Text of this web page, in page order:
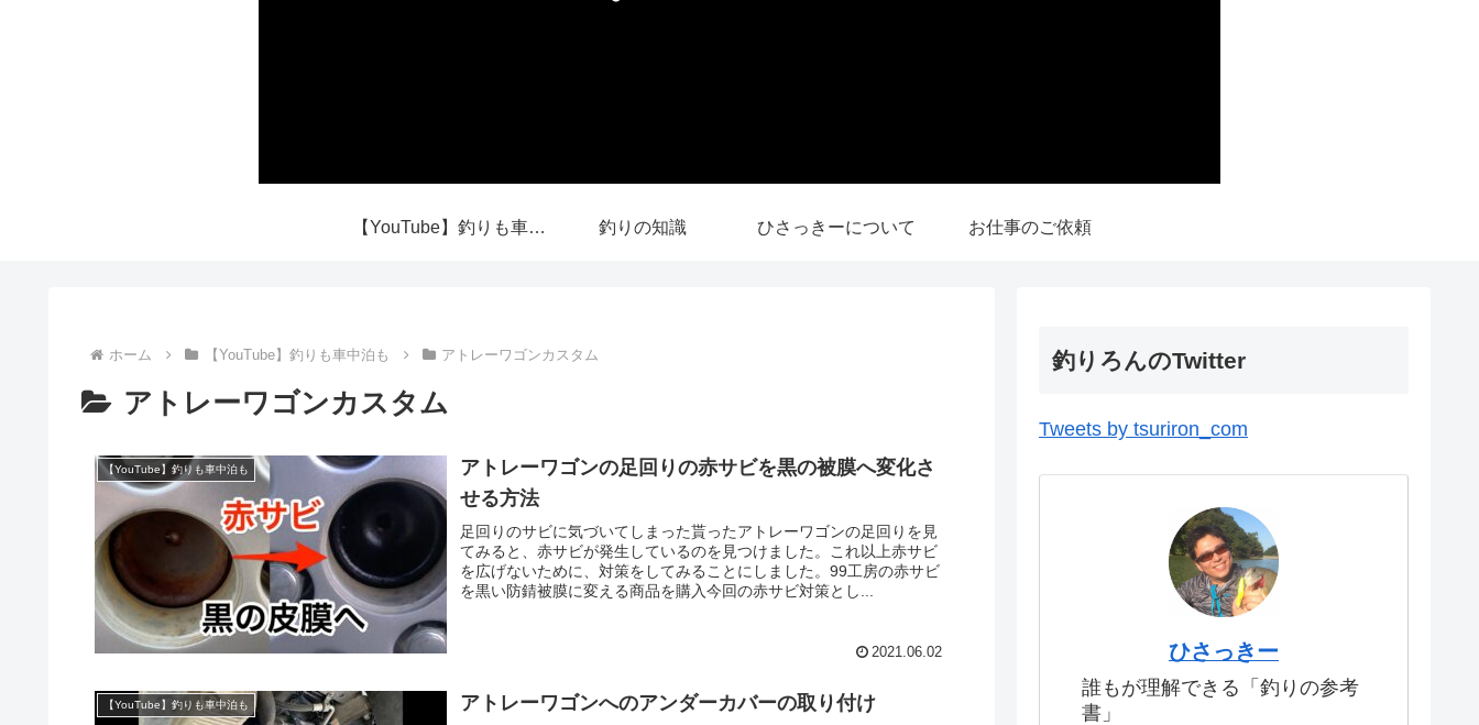
【YouTube】釣りも車中泊も 釣りの知識 ひさっきーについて お仕事のご依頼
ホーム 【YouTube】釣りも車中泊も アトレーワゴンカスタム
アトレーワゴンカスタム
【YouTube】釣りも車中泊も
アトレーワゴンの足回りの赤サビを黒の被膜へ変化さ
せる方法
足回りのサビに気づいてしまった貰ったアトレーワゴンの足回りを見
てみると、赤サビが発生しているのを見つけました。これ以上赤サビ
を広げないために、対策をしてみることにしました。99工房の赤サビ
を黒い防錆被膜に変える商品を購入今回の赤サビ対策とし...
2021.06.02
【YouTube】釣りも車中泊も アトレーワゴンへのアンダーカバーの取り付け
釣りろんのTwitter
Tweets by tsuriron_com
ひさっきー
誰もが理解できる「釣りの参考
書」